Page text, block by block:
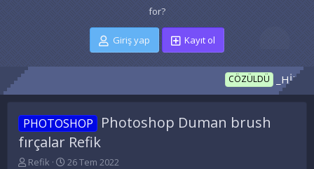
for?
Giriş yap Kayıt ol
CÖZÜLDÜ _HİLAL
PHOTOSHOP
Photoshop Duman brush
fırçalar Refik
K
Refik
B
26 Tem 2022